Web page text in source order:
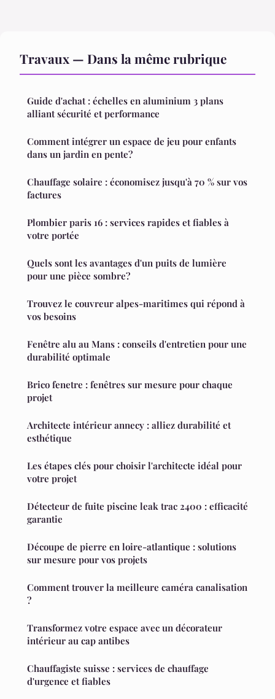
Travaux — Dans la même rubrique
Guide d'achat : échelles en aluminium 3 plans
alliant sécurité et performance
Comment intégrer un espace de jeu pour enfants
dans un jardin en pente?
Chauffage solaire : économisez jusqu'à 70 % sur vos
factures
Plombier paris 16 : services rapides et fiables à
votre portée
Quels sont les avantages d'un puits de lumière
pour une pièce sombre?
Trouvez le couvreur alpes-maritimes qui répond à
vos besoins
Fenêtre alu au Mans : conseils d'entretien pour une
durabilité optimale
Brico fenetre : fenêtres sur mesure pour chaque
projet
Architecte intérieur annecy : alliez durabilité et
esthétique
Les étapes clés pour choisir l'architecte idéal pour
votre projet
Détecteur de fuite piscine leak trac 2400 : efficacité
garantie
Découpe de pierre en loire-atlantique : solutions
sur mesure pour vos projets
Comment trouver la meilleure caméra canalisation
?
Transformez votre espace avec un décorateur
intérieur au cap antibes
Chauffagiste suisse : services de chauffage
d'urgence et fiables